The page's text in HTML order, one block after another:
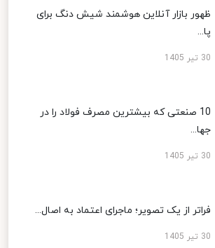
ظهور بازار آنلاین هوشمند شیش دنگ برای
پا...
30 تیر 1405
10 صنعتی که بیشترین مصرف فولاد را در
جها...
30 تیر 1405
فراتر از یک تصویر؛ ماجرای اعتماد به اصال...
30 تیر 1405